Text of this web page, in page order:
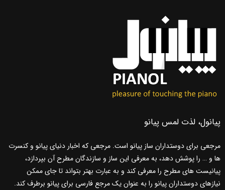
پیانول، لذت لمس پیانو
مرجعی برای دوستداران ساز پیانو است. مرجعی که اخبار دنیای پیانو و کنسرت
ها و … را پوشش دهد، به معرفی این ساز و سازندگان مطرح آن بپردازد،
پیانیست های مطرح را معرفی کند و به عبارت بهتر بتواند تا جای ممکن
نیازهای دوستداران پیانو را به عنوان یک مرجع فارسی برای پیانو برطرف کند.